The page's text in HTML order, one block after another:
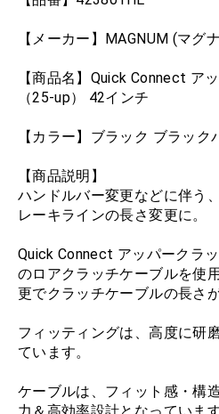
【メーカー】MAGNUM (マグ
【商品名】Quick Connect ア
（25-up） 42インチ
【カラー】ブラック ブラック
【商品説明】
ハンドルバー変更などに伴う
レーキラインの長さ変更に。
Quick Connect アッパークラ
のロアクラッチケーブルを使
更でクラッチケーブルの長さ
フィッティングは、高度に研
ています。
ケーブルは、フィット感・構